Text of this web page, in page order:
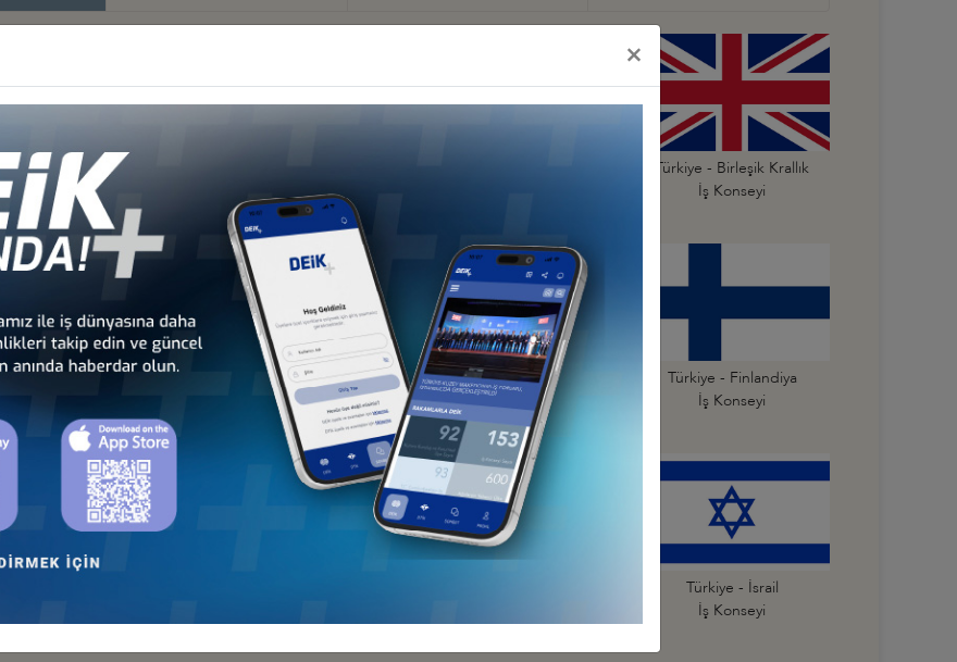
Türkiye - Arnavutluk
İş Konseyi
Türkiye - Avusturya
İş Konseyi
Türkiye - Birleşik Krallık
İş Konseyi
Türkiye - Çekya
Türkiye - Danimarka
İş Konseyi
Türkiye - Estonya
İş Konseyi
Türkiye - Finlandiya
İş Konseyi
Türkiye - İsrail
İş Konseyi
×